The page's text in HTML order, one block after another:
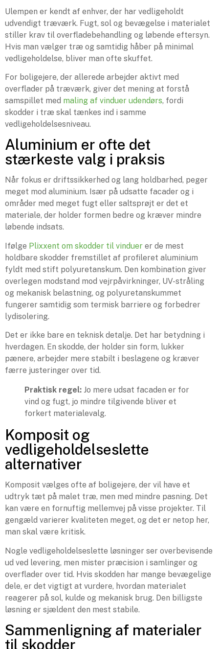
Ulempen er kendt af enhver, der har vedligeholdt
udvendigt træværk. Fugt, sol og bevægelse i materialet
stiller krav til overfladebehandling og løbende eftersyn.
Hvis man vælger træ og samtidig håber på minimal
vedligeholdelse, bliver man ofte skuffet.
For boligejere, der allerede arbejder aktivt med
overflader på træværk, giver det mening at forstå
samspillet med maling af vinduer udendørs, fordi
skodder i træ skal tænkes ind i samme
vedligeholdelsesniveau.
Aluminium er ofte det
stærkeste valg i praksis
Når fokus er driftssikkerhed og lang holdbarhed, peger
meget mod aluminium. Især på udsatte facader og i
områder med meget fugt eller saltsprøjt er det et
materiale, der holder formen bedre og kræver mindre
løbende indsats.
Ifølge Plixxent om skodder til vinduer er de mest
holdbare skodder fremstillet af profileret aluminium
fyldt med stift polyuretanskum. Den kombination giver
overlegen modstand mod vejrpåvirkninger, UV-stråling
og mekanisk belastning, og polyuretanskummet
fungerer samtidig som termisk barriere og forbedrer
lydisolering.
Det er ikke bare en teknisk detalje. Det har betydning i
hverdagen. En skodde, der holder sin form, lukker
pænere, arbejder mere stabilt i beslagene og kræver
færre justeringer over tid.
Praktisk regel: Jo mere udsat facaden er for
vind og fugt, jo mindre tilgivende bliver et
forkert materialevalg.
Komposit og
vedligeholdelseslette
alternativer
Komposit vælges ofte af boligejere, der vil have et
udtryk tæt på malet træ, men med mindre pasning. Det
kan være en fornuftig mellemvej på visse projekter. Til
gengæld varierer kvaliteten meget, og det er netop her,
man skal være kritisk.
Nogle vedligeholdelseslette løsninger ser overbevisende
ud ved levering, men mister præcision i samlinger og
overflader over tid. Hvis skodden har mange bevægelige
dele, er det vigtigt at vurdere, hvordan materialet
reagerer på sol, kulde og mekanisk brug. Den billigste
løsning er sjældent den mest stabile.
Sammenligning af materialer
til skodder